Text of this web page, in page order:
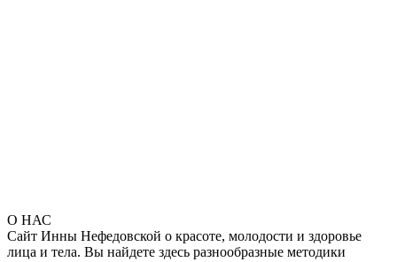
О НАС
Сайт Инны Нефедовской о красоте, молодости и здоровье
лица и тела. Вы найдете здесь разнообразные методики